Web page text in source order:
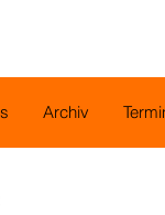
Archiv